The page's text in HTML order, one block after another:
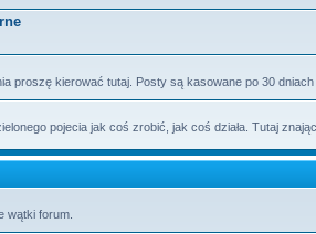
proszę kierować tutaj. Posty są kasowane po 30 dniach
pojecia jak coś zrobić, jak coś działa. Tutaj
wątki forum.